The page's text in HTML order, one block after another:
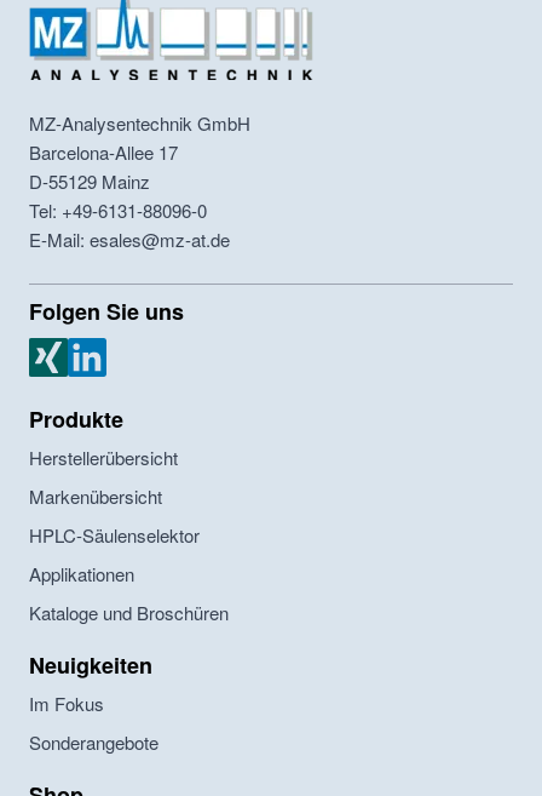
MZ-Analysentechnik GmbH
Barcelona-Allee 17
D-55129 Mainz
Tel: +49-6131-88096-0
E-Mail: esales@mz-at.de
Folgen Sie uns
MZ Analysentechnik Xing
MZ Analysentechnik LinkedIn
Produkte
Herstellerübersicht
Markenübersicht
HPLC-Säulenselektor
Applikationen
Kataloge und Broschüren
Neuigkeiten
Im Fokus
Sonderangebote